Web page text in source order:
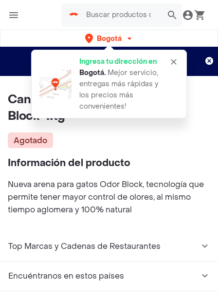
Bogotá
Ingresa tu dirección en
Bogotá. Mejor servicio,
entregas más rápidas y
los precios más
convenientes!
envíos gratis por semanas
Aplican TyC
CanAmor Arena Para Gatoodor
Block 4Kg
Agotado
Información del producto
Nueva arena para gatos Odor Block, tecnología que
permite tener mayor control de olores, al mismo
tiempo aglomera y 100% natural
Top Marcas y Cadenas de Restaurantes
Encuéntranos en estos países